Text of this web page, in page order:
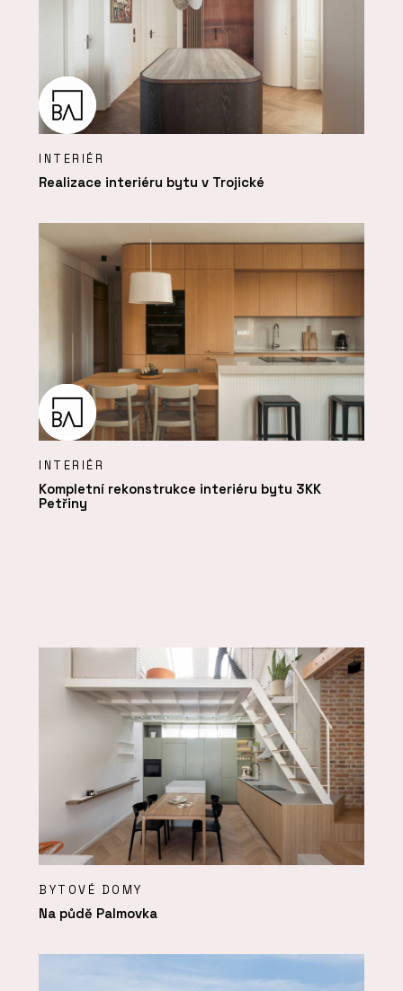
INTERIÉR
Realizace interiéru bytu v Trojické
INTERIÉR
Kompletní rekonstrukce interiéru bytu 3KK
Petřiny
BYTOVÉ DOMY
Na půdě Palmovka